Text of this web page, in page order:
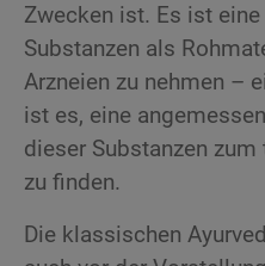
Zwecken ist. Es ist
Substanzen als
Arzneien zu nehmen –
ist es, eine
dieser Substanzen
zu finden.
Die klassischen